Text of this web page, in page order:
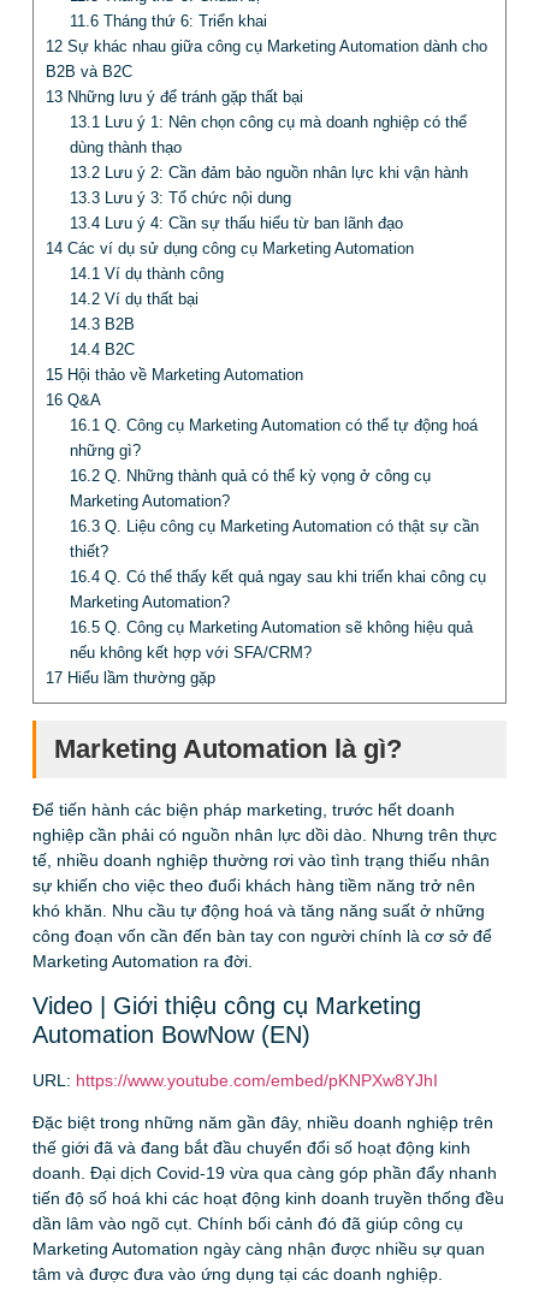
11.6Tháng thứ 6: Triển khai
12Sự khác nhau giữa công cụ Marketing Automation dành cho
B2B và B2C
13Những lưu ý để tránh gặp thất bại
13.1Lưu ý 1: Nên chọn công cụ mà doanh nghiệp có thể
dùng thành thạo
13.2Lưu ý 2: Cần đảm bảo nguồn nhân lực khi vận hành
13.3Lưu ý 3: Tổ chức nội dung
13.4Lưu ý 4: Cần sự thấu hiểu từ ban lãnh đạo
14Các ví dụ sử dụng công cụ Marketing Automation
14.1Ví dụ thành công
14.2Ví dụ thất bại
14.3B2B
14.4B2C
15Hội thảo về Marketing Automation
16Q&A
16.1Q. Công cụ Marketing Automation có thể tự động hoá
những gì?
16.2Q. Những thành quả có thể kỳ vọng ở công cụ
Marketing Automation?
16.3Q. Liệu công cụ Marketing Automation có thật sự cần
thiết?
16.4Q. Có thể thấy kết quả ngay sau khi triển khai công cụ
Marketing Automation?
16.5Q. Công cụ Marketing Automation sẽ không hiệu quả
nếu không kết hợp với SFA/CRM?
17Hiểu lầm thường gặp
Marketing Automation là gì?
Để tiến hành các biện pháp marketing, trước hết doanh
nghiệp cần phải có nguồn nhân lực dồi dào. Nhưng trên thực
tế, nhiều doanh nghiệp thường rơi vào tình trạng thiếu nhân
sự khiến cho việc theo đuổi khách hàng tiềm năng trở nên
khó khăn. Nhu cầu tự động hoá và tăng năng suất ở những
công đoạn vốn cần đến bàn tay con người chính là cơ sở để
Marketing Automation ra đời.
Video | Giới thiệu công cụ Marketing
Automation BowNow (EN)
URL: https://www.youtube.com/embed/pKNPXw8YJhI
Đặc biệt trong những năm gần đây, nhiều doanh nghiệp trên
thế giới đã và đang bắt đầu chuyển đổi số hoạt động kinh
doanh. Đại dịch Covid-19 vừa qua càng góp phần đẩy nhanh
tiến độ số hoá khi các hoạt động kinh doanh truyền thống đều
dần lâm vào ngõ cụt. Chính bối cảnh đó đã giúp công cụ
Marketing Automation ngày càng nhận được nhiều sự quan
tâm và được đưa vào ứng dụng tại các doanh nghiệp.